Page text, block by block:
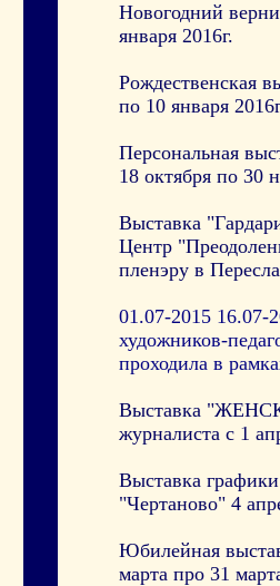
Новогодний
января 2016г.
Рождественская
по 10 января
Персональная
18 октября по 30
Выставка
Центр
пленэру в
01.07-2015 16.07-
художников-
проходила в
Выставка
журналиста с 1
Выставка
"Чертаново" 4
Юбилейная
марта про 31